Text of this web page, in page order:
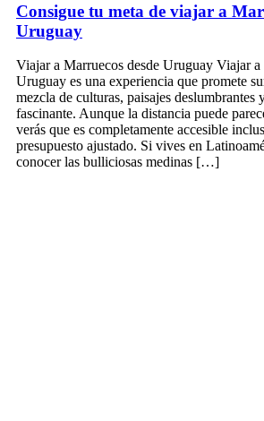
Consigue tu meta de viajar a
Uruguay
Viajar a Marruecos desde Uruguay Viajar a
Uruguay es una experiencia que promete
mezcla de culturas, paisajes deslumbrantes
fascinante. Aunque la distancia puede
verás que es completamente accesible
presupuesto ajustado. Si vives en
conocer las bulliciosas medinas […]